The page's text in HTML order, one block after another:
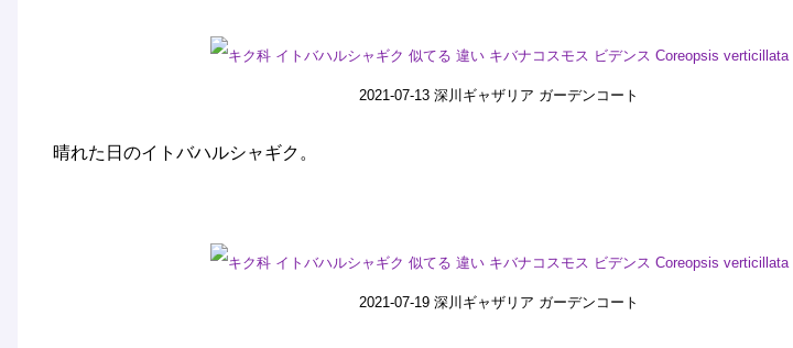
2021-07-13 深川ギャザリア ガーデンコート
晴れた日のイトバハルシャギク。
2021-07-19 深川ギャザリア ガーデンコート